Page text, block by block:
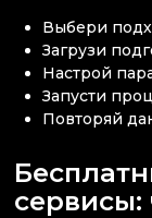
Выбери
Загрузи
Настрой
Запусти
Повторяй
сервисы: